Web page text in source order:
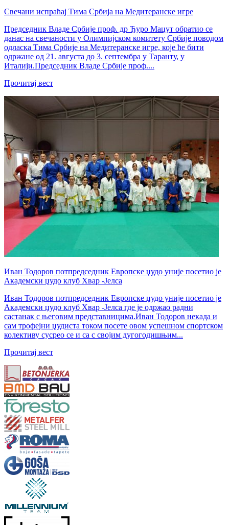
Свечани испраћај Тима Србија на Медитеранске игре
Председник Владе Србије проф. др Ђуро Мацут обратио се
данас на свечаности у Олимпијском комитету Србије поводом
одласка Тима Србије на Медитеранске игре, које ће бити
одржане од 21. августа до 3. септембра у Таранту, у
Италији.Председник Владе Србије проф....
Прочитај вест
Иван Тодоров потпредседник Европске џудо уније посетио је
Академски џудо клуб Хвар -Јелса
Иван Тодоров потпредседник Европске џудо уније посетио је
Академски џудо клуб Хвар -Јелса где је одржао радни
састанак с његовим представницима.Иван Тодоров некада и
сам трофејни џудиста током посете овом успешном спортском
колективу сусрео се и са с својим дугогодишњим...
Прочитај вест